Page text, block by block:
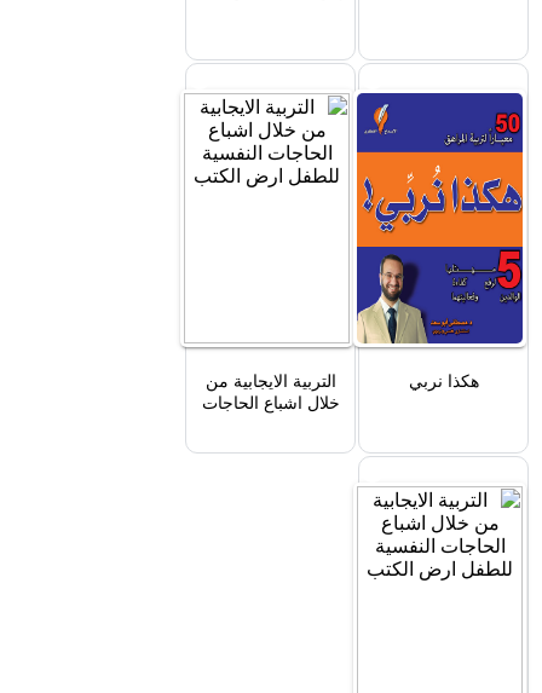
هكذا نربي
التربية الايجابية من
خلال اشباع الحاجات